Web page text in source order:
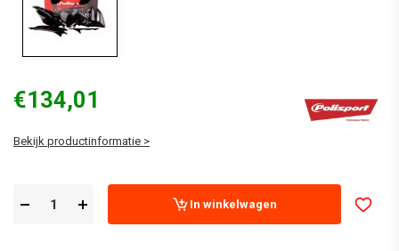
€134,01
Bekijk productinformatie >
In winkelwagen